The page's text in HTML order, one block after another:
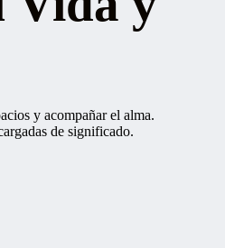
y acompañar el alma.
de significado.